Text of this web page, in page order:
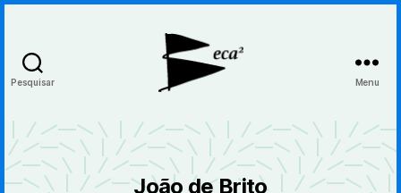
Pesquisar Menu
João de Brito